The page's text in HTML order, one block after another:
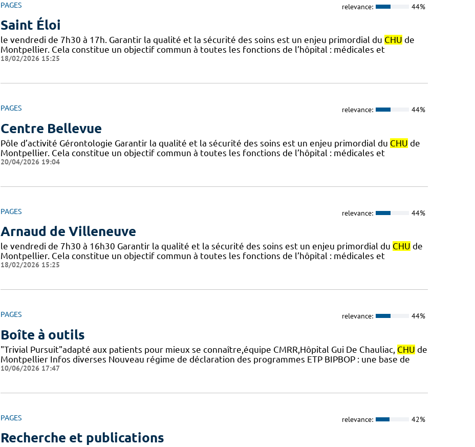
PAGES relevance: 44%
Saint Éloi
le vendredi de 7h30 à 17h. Garantir la qualité et la sécurité des soins est un enjeu primordial du CHU de
Montpellier. Cela constitue un objectif commun à toutes les fonctions de l’hôpital : médicales et
18/02/2026 15:25
PAGES relevance: 44%
Centre Bellevue
Pôle d’activité Gérontologie Garantir la qualité et la sécurité des soins est un enjeu primordial du CHU de
Montpellier. Cela constitue un objectif commun à toutes les fonctions de l’hôpital : médicales et
20/04/2026 19:04
PAGES relevance: 44%
Arnaud de Villeneuve
le vendredi de 7h30 à 16h30 Garantir la qualité et la sécurité des soins est un enjeu primordial du CHU de
Montpellier. Cela constitue un objectif commun à toutes les fonctions de l’hôpital : médicales et
18/02/2026 15:25
PAGES relevance: 44%
Boîte à outils
"Trivial Pursuit"adapté aux patients pour mieux se connaître,équipe CMRR,Hôpital Gui De Chauliac, CHU de
Montpellier Infos diverses Nouveau régime de déclaration des programmes ETP BIPBOP : une base de
10/06/2026 17:47
PAGES relevance: 42%
Recherche et publications